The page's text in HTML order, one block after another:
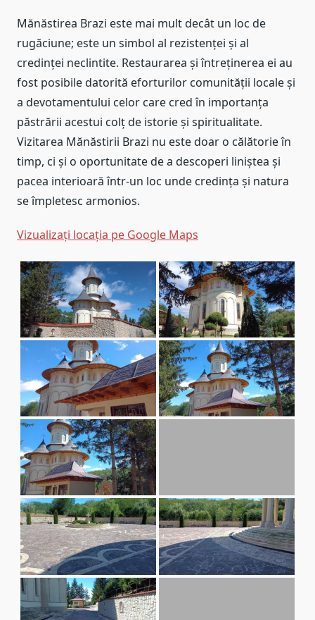
Mănăstirea Brazi este mai mult decât un loc de
rugăciune; este un simbol al rezistenței și al
credinței neclintite. Restaurarea și întreținerea ei au
fost posibile datorită eforturilor comunității locale și
a devotamentului celor care cred în importanța
păstrării acestui colț de istorie și spiritualitate.
Vizitarea Mănăstirii Brazi nu este doar o călătorie în
timp, ci și o oportunitate de a descoperi liniștea și
pacea interioară într-un loc unde credința și natura
se împletesc armonios.
Vizualizați locația pe Google Maps